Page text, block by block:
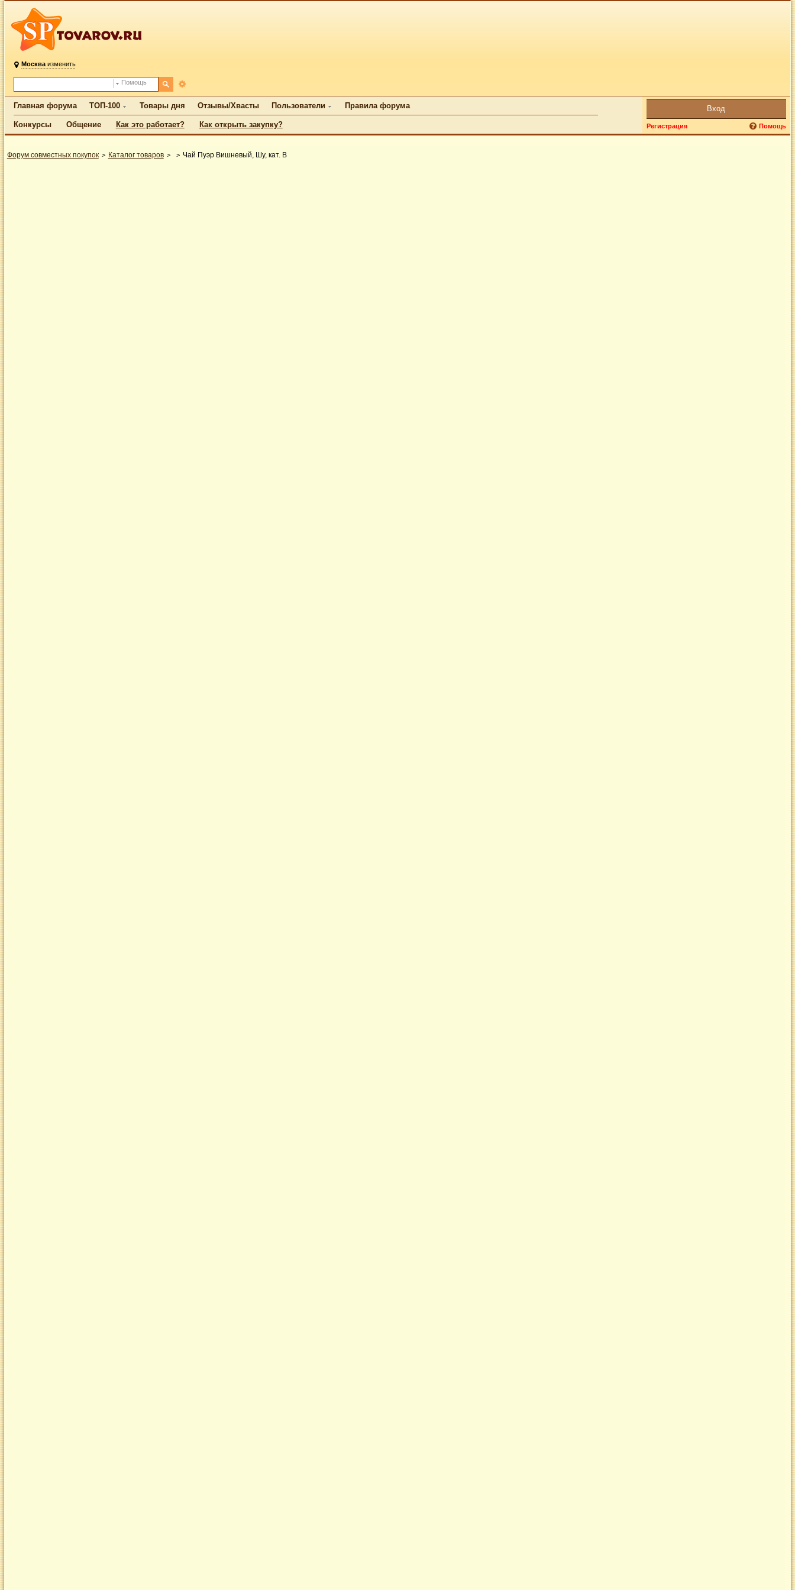
Москваизменить
Помощь
Главная форума ТОП-100 Товары дня Отзывы/Хвасты Пользователи Правила форума
Конкурсы Общение Как это работает? Как открыть закупку?
Вход
Регистрация Помощь
Форум совместных покупок Каталог товаров Чай Пуэр Вишневый, Шу, кат. B